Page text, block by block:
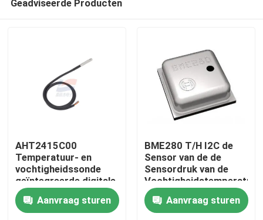
Huis
Geadviseerde Producten
AHT2415C00
Temperatuur- en
vochtigheidssonde
geïntegreerde digitale
chip I2C-
signaaluitgang
Aanvraag sturen
BME280 T/H I2C de
Sensor van de de
Sensordruk van de
Vochtigheidstemperatuur
voor
Omgevingstemperatuur
Aanvraag sturen